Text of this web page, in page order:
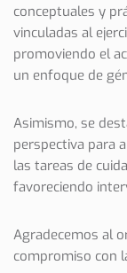
conceptuales y
vinculadas al
promoviendo el
un enfoque de
Asimismo, se
perspectiva para
las tareas de
favoreciendo
Agradecemos al
compromiso con